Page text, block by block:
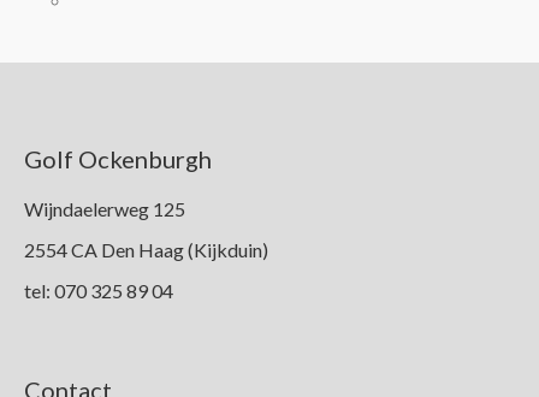
Golf Ockenburgh
Wijndaelerweg 125
2554 CA Den Haag (Kijkduin)
tel: 070 325 89 04
Contact